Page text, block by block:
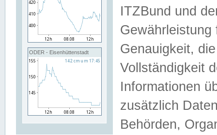
ODER - Eisenhüttenstadt
ITZBund und
Genauigkeit,
Vollständigkeit
Informationen
zusätzlich
Behörden,